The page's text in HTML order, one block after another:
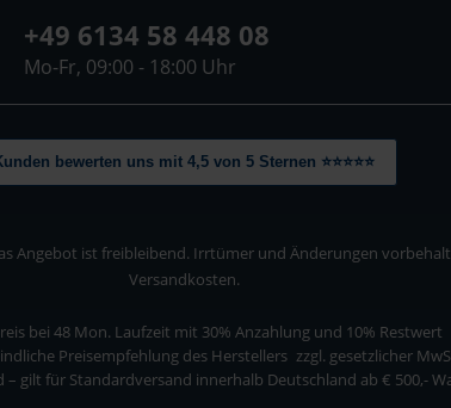
+49 6134 58 448 08
Mo-Fr, 09:00 - 18:00 Uhr
bewerten uns mit 4,5 von 5 Sternen ⭐⭐⭐⭐⭐
Angebot ist freibleibend. Irrtümer und Änderungen
Versandkosten.
bei 48 Mon. Laufzeit mit 30% Anzahlung und 10% Restwert
Preisempfehlung des Herstellers zzgl. gesetzlicher
– gilt für Standardversand innerhalb Deutschland ab € 500,-